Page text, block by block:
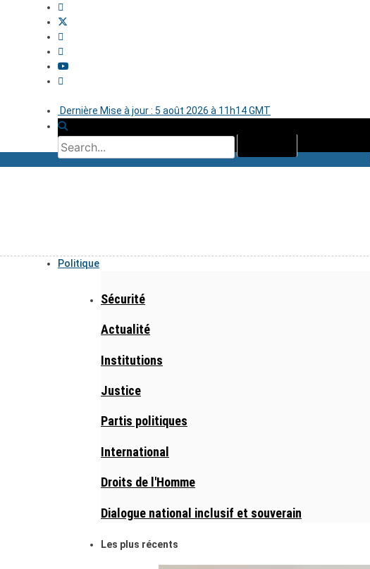
Dernière Mise à jour : 5 août 2026 à 11h14 GMT
Politique
Sécurité
Actualité
Institutions
Justice
Partis politiques
International
Droits de l'Homme
Dialogue national inclusif et souverain
Les plus récents